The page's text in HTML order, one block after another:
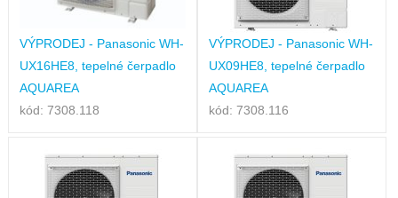
VÝPRODEJ - Panasonic WH-
UX16HE8, tepelné čerpadlo
AQUAREA
kód: 7308.118
VÝPRODEJ - Panasonic WH-
UX09HE8, tepelné čerpadlo
AQUAREA
kód: 7308.116